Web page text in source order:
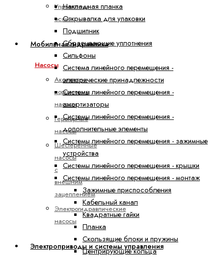
Управление
осями
Мобильная гидравлика
Насосы
Аксиально-
поршневые
насосы
Героторные
насосы
Шестеренные
насосы
с
внешним
зацеплением
Электрогидравлические
насосы
Электроприводы и системы управления
Накладная планка
Открывалка для упаковки
Подшипник
Сбрасывающие уплотнения
Сильфоны
Система линейного перемещения -
электрические принадлежности
Системы линейного перемещения -
амортизаторы
Системы линейного перемещения -
дополнительные элементы
Системы линейного перемещения - зажимные
устройства
Системы линейного перемещения - крышки
Системы линейного перемещения - монтаж
Зажимные приспособления
Кабельный канал
Квадратные гайки
Планка
Скользящие блоки и пружины
Центрирующие кольца